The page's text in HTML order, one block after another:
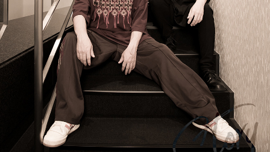
#エンタメ業界のちょっといい話
#サステナブルな取り組み #スタッフが語る